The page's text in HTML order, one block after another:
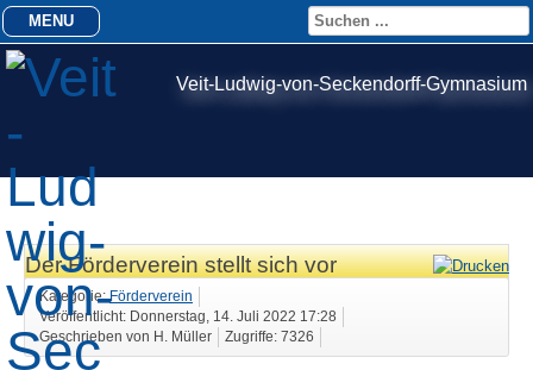
Veit-Ludwig-von-Seckendorff-Gymnasium
MENU
Der Förderverein stellt sich vor
Kategorie:Förderverein
Veröffentlicht: Donnerstag, 14. Juli 2022 17:28
Geschrieben von H. Müller
Zugriffe: 7326